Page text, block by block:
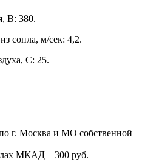
В: 380.
сопла, м/сек: 4,2.
С: 25.
г. Москва и МО собственной
МКАД – 300 руб.